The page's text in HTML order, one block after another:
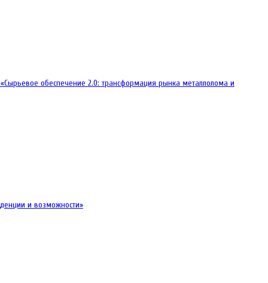
обеспечение 2.0: трансформация рынка металлолома и
и возможности»